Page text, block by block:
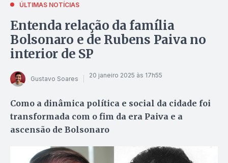
ÚLTIMAS NOTÍCIAS
Entenda relação da família
Bolsonaro e de Rubens Paiva no
interior de SP
Gustavo Soares 20 janeiro 2025 às 17h55
Como a dinâmica política e social da cidade foi
transformada com o fim da era Paiva e a
ascensão de Bolsonaro